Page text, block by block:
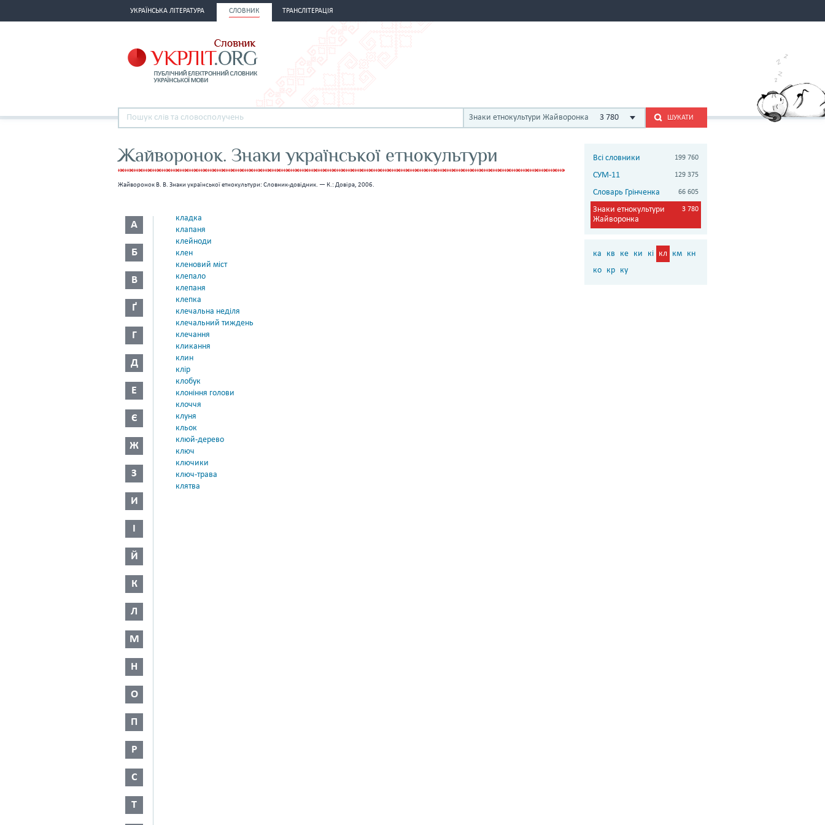
УКРАЇНСЬКА ЛІТЕРАТУРА СЛОВНИК ТРАНСЛІТЕРАЦІЯ
Знаки етнокультури Жайворонка 3 780 ШУКАТИ
Жайворонок. Знаки української етнокультури
Жайворонок В. В. Знаки української етнокультури: Словник-довідник. — К.: Довіра, 2006.
А
Б
В
Ґ
Г
Д
Е
Є
Ж
З
И
І
Й
К
Л
М
Н
О
П
Р
С
Т
кладка
клапаня
клейноди
клен
кленовий міст
клепало
клепаня
клепка
клечальна неділя
клечальний тиждень
клечання
кликання
клин
клір
клобук
клоніння голови
клоччя
клуня
кльок
клюй-дерево
ключ
ключики
ключ-трава
клятва
Всі словники 199 760
СУМ-11 129 375
Словарь Грінченка 66 605
Знаки етнокультури
Жайворонка
3 780
ка кв ке ки кі кл км кн
ко кр ку